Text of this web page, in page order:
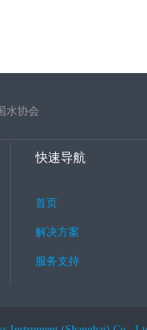
快速导航
首页
解决方案
服务支持
水协会